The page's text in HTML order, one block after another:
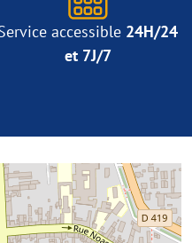
accessible 24H/24
et 7J/7